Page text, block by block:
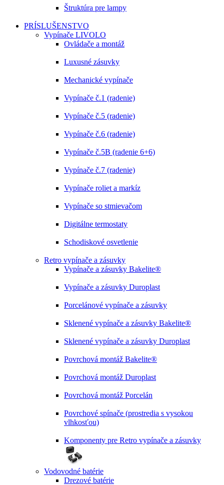
Štruktúra pre lampy
PRÍSLUŠENSTVO
Vypínače LIVOLO
Ovládače a montáž
Luxusné zásuvky
Mechanické vypínače
Vypínače č.1 (radenie)
Vypínače č.5 (radenie)
Vypínače č.6 (radenie)
Vypínače č.5B (radenie 6+6)
Vypínače č.7 (radenie)
Vypínače roliet a markíz
Vypínače so stmievačom
Digitálne termostaty
Schodiskové osvetlenie
Retro vypínače a zásuvky
Vypínače a zásuvky Bakelite®
Vypínače a zásuvky Duroplast
Porcelánové vypínače a zásuvky
Sklenené vypínače a zásuvky Bakelite®
Sklenené vypínače a zásuvky Duroplast
Povrchová montáž Bakelite®
Povrchová montáž Duroplast
Povrchová montáž Porcelán
Povrchové spínače (prostredia s vysokou
vlhkosťou)
Komponenty pre Retro vypínače a zásuvky
Vodovodné batérie
Drezové batérie